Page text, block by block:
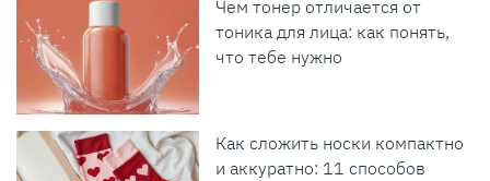
Чем тонер отличается от
тоника для лица: как понять,
что тебе нужно
Как сложить носки компактно
и аккуратно: 11 способов